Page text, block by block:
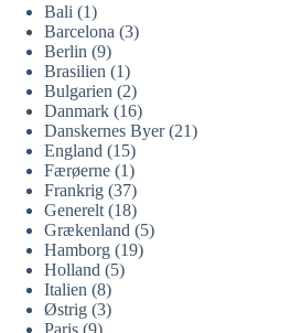
Bali (1)
Barcelona (3)
Berlin (9)
Brasilien (1)
Bulgarien (2)
Danmark (16)
Danskernes Byer(21)
England (15)
Færøerne (1)
Frankrig (37)
Generelt (18)
Grækenland (5)
Hamborg (19)
Holland (5)
Italien (8)
Østrig (3)
Paris (9)